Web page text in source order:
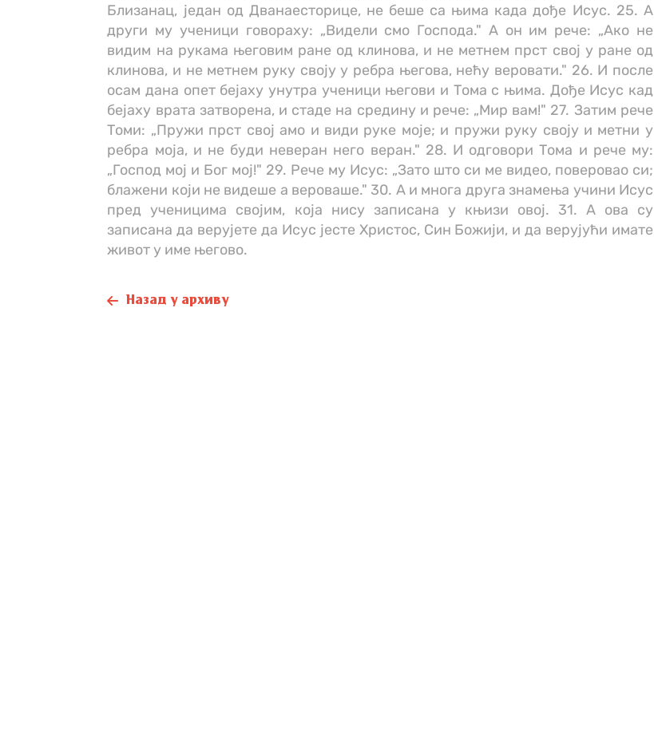
Близанац, један од Дванаесторице, не беше са њима када дође Исус. 25. А
други му ученици говораху: „Видели смо Господа." А он им рече: „Ако не
видим на рукама његовим ране од клинова, и не метнем прст свој у ране од
клинова, и не метнем руку своју у ребра његова, нећу веровати." 26. И после
осам дана опет бејаху унутра ученици његови и Тома с њима. Дође Исус кад
бејаху врата затворена, и стаде на средину и рече: „Мир вам!" 27. Затим рече
Томи: „Пружи прст свој амо и види руке моје; и пружи руку своју и метни у
ребра моја, и не буди неверан него веран." 28. И одговори Тома и рече му:
„Господ мој и Бог мој!" 29. Рече му Исус: „Зато што си ме видео, поверовао си;
блажени који не видеше а вероваше." 30. А и многа друга знамења учини Исус
пред ученицима својим, која нису записана у књизи овој. 31. А ова су
записана да верујете да Исус јесте Христос, Син Божији, и да верујући имате
живот у име његово.
Назад у архиву